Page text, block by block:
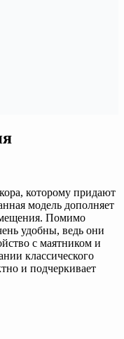
которому придают
модель дополняет
Помимо
удобны, ведь они
с маятником и
классического
и подчеркивает